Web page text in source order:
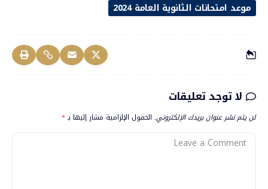
موعد امتحانات الثانوية العامة 2024
لا توجد تعليقات
لن يتم نشر عنوان بريدك الإلكتروني. الحقول الإلزامية مشار إليها بـ*